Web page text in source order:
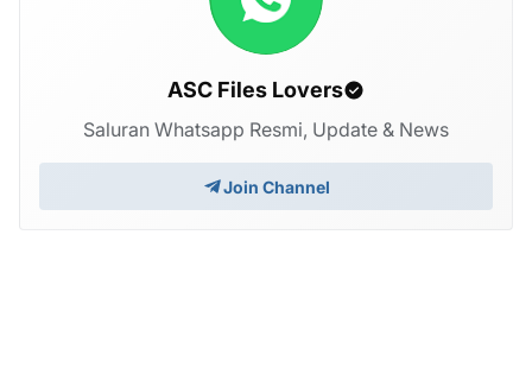
ASC Files Lovers
Saluran Whatsapp Resmi, Update & News
Join Channel